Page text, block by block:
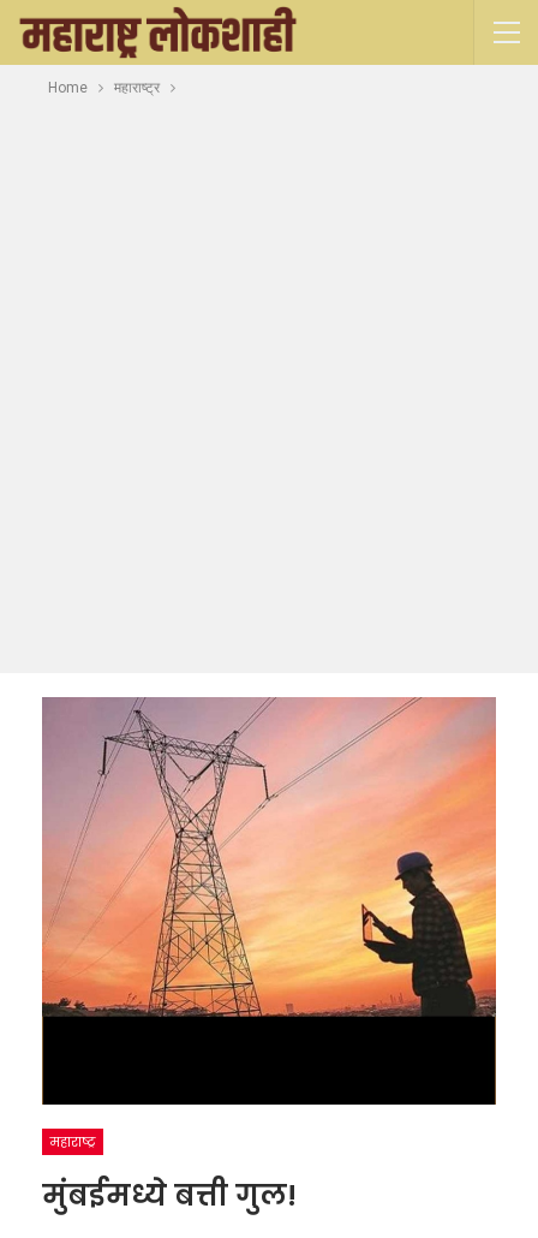
Home महाराष्ट्र
महाराष्ट्र
मुंबईमध्ये बत्ती गुल!